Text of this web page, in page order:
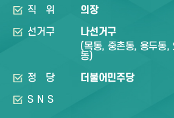
직위
의장
선거구
나선거구
(목동, 중촌동, 용두동,
동)
정당
더불어민주당
SNS